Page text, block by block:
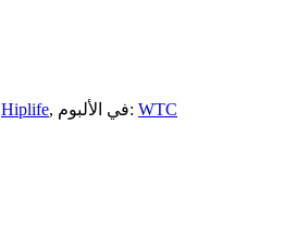
Hiplife , في الألبوم: WTC